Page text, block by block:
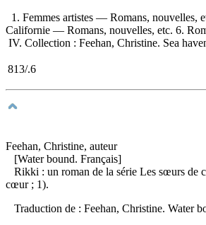
1. Femmes artistes — Romans, nouvelles,
Californie — Romans, nouvelles, etc. 6.
IV. Collection : Feehan, Christine. Sea
813/.6
Feehan, Christine, auteur
[Water bound. Français]
Rikki : un roman de la série Les sœurs de
cœur ; 1).
Traduction de : Feehan, Christine. Water